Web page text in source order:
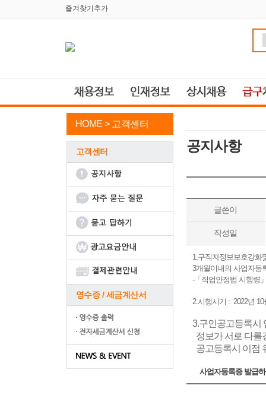
즐겨찾기추가
HOME > 고객센터
고객센터
영수증 / 세금계산서
공지사항
글쓴이
작성일
1.구직자정보보호강화
3개월이내의 사업자등
-「직업안정법 시행령
2.시행시기 : 2022년
3.구인공고등록시
정보가 서로 다를
공고등록시 이점
사업자등록증 발급